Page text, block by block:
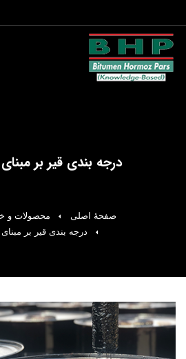
درجه بندی قیر بر
صفحۀ اصلی محصولات و
درجه بندی قیر بر